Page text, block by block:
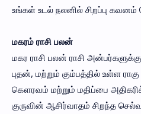
உங்கள் உடல் நலனில் சிறப்பு கவனம்
மகரம் ராசி பலன்
மகர ராசி பலன் ராசி
புதன், மற்றும் கும்பத்தில் உள்ள
கௌரவம் மற்றும் மதிப்பை
குருவின் ஆசிர்வாதம் சிறந்த